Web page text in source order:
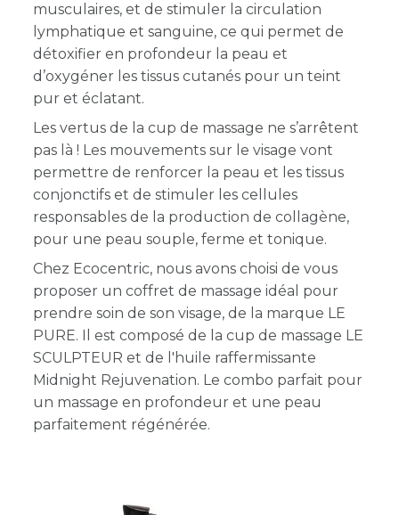
musculaires, et de stimuler la circulation
lymphatique et sanguine, ce qui permet de
détoxifier en profondeur la peau et
d’oxygéner les tissus cutanés pour un teint
pur et éclatant.
Les vertus de la cup de massage ne s’arrêtent
pas là ! Les mouvements sur le visage vont
permettre de renforcer la peau et les tissus
conjonctifs et de stimuler les cellules
responsables de la production de collagène,
pour une peau souple, ferme et tonique.
Chez Ecocentric, nous avons choisi de vous
proposer un coffret de massage idéal pour
prendre soin de son visage, de la marque LE
PURE. Il est composé de la cup de massage LE
SCULPTEUR et de l'huile raffermissante
Midnight Rejuvenation. Le combo parfait pour
un massage en profondeur et une peau
parfaitement régénérée.